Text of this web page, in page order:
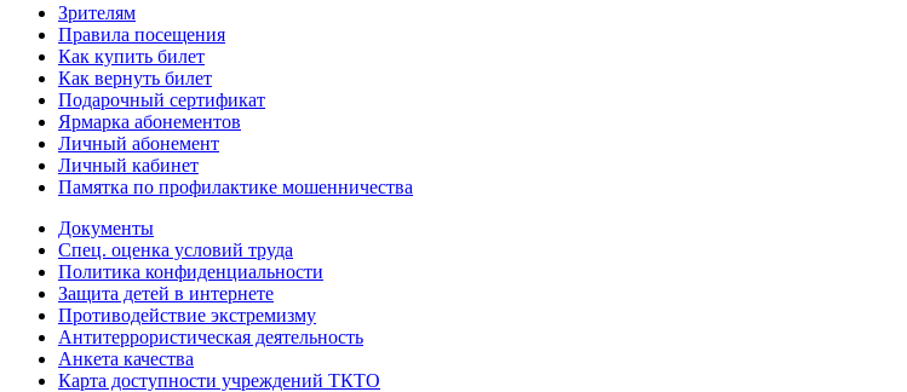
Зрителям
Правила посещения
Как купить билет
Как вернуть билет
Подарочный сертификат
Ярмарка абонементов
Личный абонемент
Личный кабинет
Памятка по профилактике мошенничества
Документы
Спец. оценка условий труда
Политика конфиденциальности
Защита детей в интернете
Противодействие экстремизму
Антитеррористическая деятельность
Анкета качества
Карта доступности учреждений ТКТО